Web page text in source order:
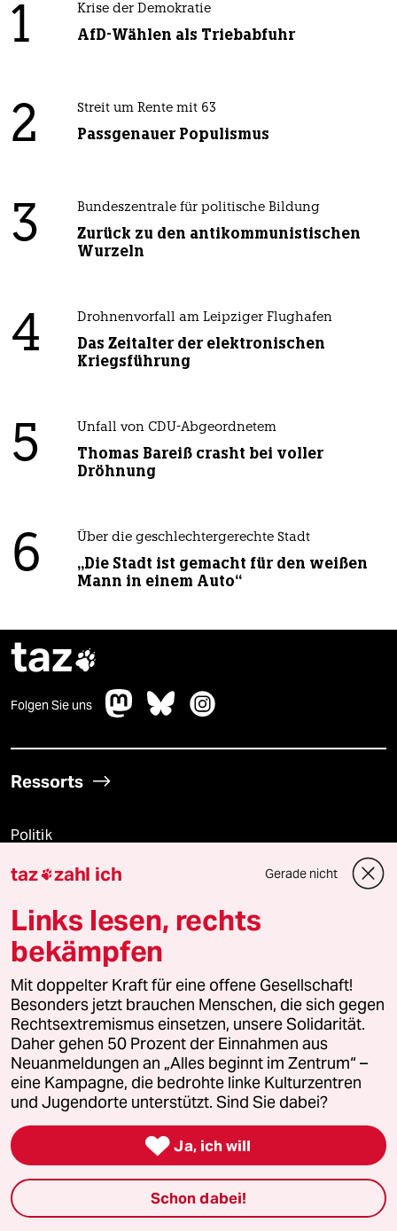
1 Krise der Demokratie
AfD-Wählen als Triebabfuhr
2 Streit um Rente mit 63
Passgenauer Populismus
3 Bundeszentrale für politische Bildung
Zurück zu den antikommunistischen
Wurzeln
4 Drohnenvorfall am Leipziger Flughafen
Das Zeitalter der elektronischen
Kriegsführung
5 Unfall von CDU-Abgeordnetem
Thomas Bareiß crasht bei voller
Dröhnung
6 Über die geschlechtergerechte Stadt
„Die Stadt ist gemacht für den weißen
Mann in einem Auto“
taz
Folgen Sie uns
Ressorts
Politik
Öko
Gesellschaft
Kultur
Sport
Berlin
Nord
Wahrheit
Themen
taz zahl ich Gerade nicht
Links lesen, rechts
bekämpfen
Mit doppelter Kraft für eine offene Gesellschaft!
Besonders jetzt brauchen Menschen, die sich gegen
Rechtsextremismus einsetzen, unsere Solidarität.
Daher gehen 50 Prozent der Einnahmen aus
Neuanmeldungen an „Alles beginnt im Zentrum“ –
eine Kampagne, die bedrohte linke Kulturzentren
und Jugendorte unterstützt. Sind Sie dabei?
 Ja, ich will
Schon dabei!